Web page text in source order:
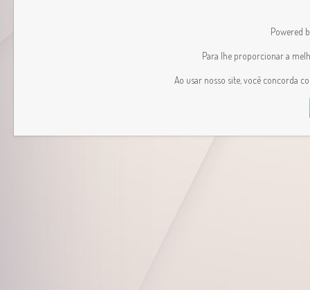
Powered
Para lhe proporcionar a
Ao usar nosso site, você concorda